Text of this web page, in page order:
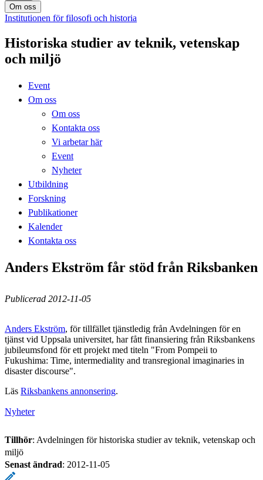
Om oss
Institutionen för filosofi och historia
Historiska studier av teknik, vetenskap
och miljö
Event
Om oss
Om oss
Kontakta oss
Vi arbetar här
Event
Nyheter
Utbildning
Forskning
Publikationer
Kalender
Kontakta oss
Anders Ekström får stöd från Riksbanken
Publicerad 2012-11-05
Anders Ekström, för tillfället tjänstledig från Avdelningen för en
tjänst vid Uppsala universitet, har fått finansiering från Riksbankens
jubileumsfond för ett projekt med titeln "From Pompeii to
Fukushima: Time, intermediality and transregional imaginaries in
disaster discourse".
Läs Riksbankens annonsering.
Nyheter
Tillhör: Avdelningen för historiska studier av teknik, vetenskap och
miljö
Senast ändrad: 2012-11-05